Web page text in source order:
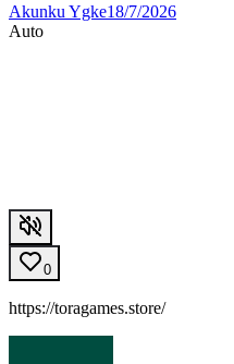
Akunku Ygke18/7/2026
Auto
0
https://toragames.store/